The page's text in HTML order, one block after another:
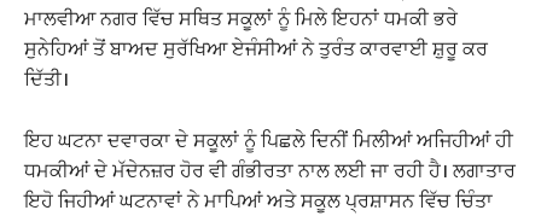
ਮਾਲਵੀਆ ਨਗਰ ਵਿੱਚ ਸਥਿਤ ਸਕੂਲਾਂ ਨੂੰ ਮਿਲੇ ਇਹਨਾਂ ਧਮਕੀ ਭਰੇ
ਸੁਨੇਹਿਆਂ ਤੋਂ ਬਾਅਦ ਸੁਰੱਖਿਆ ਏਜੰਸੀਆਂ ਨੇ ਤੁਰੰਤ ਕਾਰਵਾਈ ਸ਼ੁਰੂ ਕਰ
ਦਿੱਤੀ।
ਇਹ ਘਟਨਾ ਦਵਾਰਕਾ ਦੇ ਸਕੂਲਾਂ ਨੂੰ ਪਿਛਲੇ ਦਿਨੀਂ ਮਿਲੀਆਂ ਅਜਿਹੀਆਂ ਹੀ
ਧਮਕੀਆਂ ਦੇ ਮੱਦੇਨਜ਼ਰ ਹੋਰ ਵੀ ਗੰਭੀਰਤਾ ਨਾਲ ਲਈ ਜਾ ਰਹੀ ਹੈ। ਲਗਾਤਾਰ
ਇਹੋ ਜਿਹੀਆਂ ਘਟਨਾਵਾਂ ਨੇ ਮਾਪਿਆਂ ਅਤੇ ਸਕੂਲ ਪ੍ਰਸ਼ਾਸਨ ਵਿੱਚ ਚਿੰਤਾ